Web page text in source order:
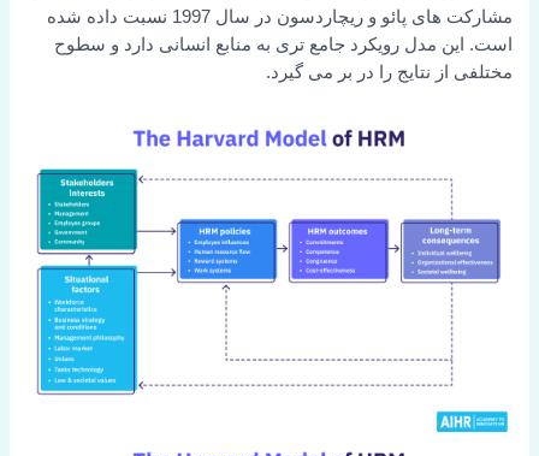
مشارکت های پائو و ریچاردسون در سال 1997 نسبت داده شده
است. این مدل رویکرد جامع تری به منابع انسانی دارد و سطوح
مختلفی از نتایج را در بر می گیرد.